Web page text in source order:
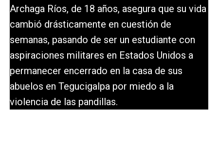
Archaga Ríos, de 18 años, asegura que su vida
cambió drásticamente en cuestión de
semanas, pasando de ser un estudiante con
aspiraciones militares en Estados Unidos a
permanecer encerrado en la casa de sus
abuelos en Tegucigalpa por miedo a la
violencia de las pandillas.